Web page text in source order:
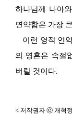
하나님께 나아
연약함은 가장
이런 영적 연
의 영혼은 속절
버릴 것이다.
< 저작권자 ⓒ 개혁